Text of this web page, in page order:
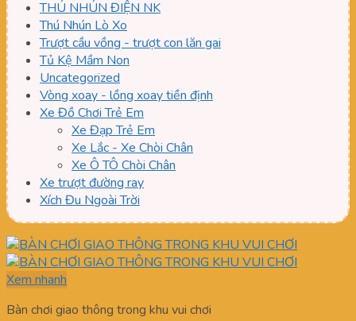
THÚ NHÚN ĐIỆN NK
Thú Nhún Lò Xo
Trượt cầu vồng - trượt con lăn gai
Tủ Kệ Mầm Non
Uncategorized
Vòng xoay - lồng xoay tiền định
Xe Đồ Chơi Trẻ Em
Xe Đạp Trẻ Em
Xe Lắc - Xe Chòi Chân
Xe Ô TÔ Chòi Chân
Xe trượt đường ray
Xích Đu Ngoài Trời
Xem nhanh
Bàn chơi giao thông trong khu vui chơi